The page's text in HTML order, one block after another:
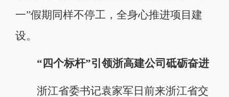
一”假期同样不停工，全身心推进项目建
设。
“四个标杆”引领浙高建公司砥砺奋进
浙江省委书记袁家军日前来浙江省交